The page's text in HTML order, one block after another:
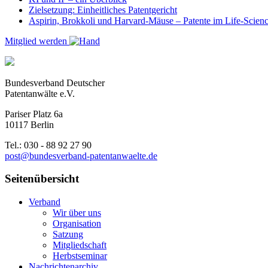
Zielsetzung: Einheitliches Patentgericht
Aspirin, Brokkoli und Harvard-Mäuse – Patente im Life-
Mitglied werden
Bundesverband Deutscher
Patentanwälte e.V.
Pariser Platz 6a
10117 Berlin
Tel.: 030 - 88 92 27 90
post@bundesverband-patentanwaelte.de
Seitenübersicht
Verband
Wir über uns
Organisation
Satzung
Mitgliedschaft
Herbstseminar